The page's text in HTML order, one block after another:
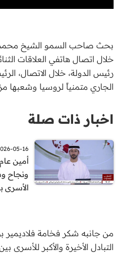
بحث صاحب السمو الشيخ محمد
خلال اتصال هاتفي العلاقات
رئيس الدولة، خلال الاتصال،
الجاري متمنياً لروسيا وشعبها
اخبار ذات صلة
05-16 | 12:35
أمين
ونجاح
الأسرى
من جانبه شكر فخامة فلاديمير
التبادل الأخيرة والأكبر للأسرى